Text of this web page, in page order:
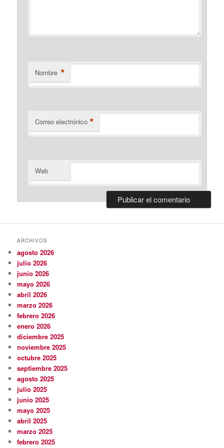
Nombre *
Correo electrónico *
Web
ARCHIVOS
agosto 2026
julio 2026
junio 2026
mayo 2026
abril 2026
marzo 2026
febrero 2026
enero 2026
diciembre 2025
noviembre 2025
octubre 2025
septiembre 2025
agosto 2025
julio 2025
junio 2025
mayo 2025
abril 2025
marzo 2025
febrero 2025